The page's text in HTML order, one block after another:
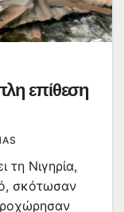
επίθεση
τη Νιγηρία,
σκότωσαν